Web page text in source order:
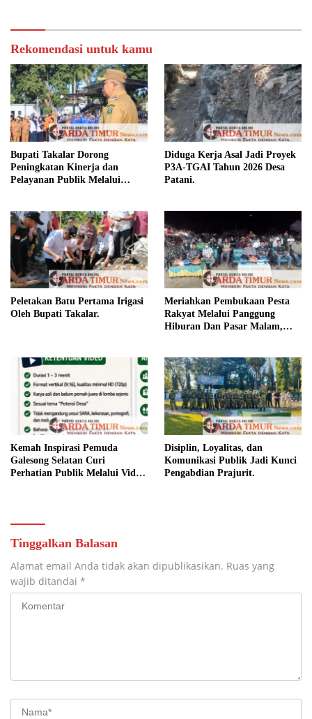
Rekomendasi untuk kamu
Bupati Takalar Dorong
Peningkatan Kinerja dan
Pelayanan Publik Melalui
Diduga Kerja Asal Jadi Proyek
P3A-TGAI Tahun 2026 Desa
Patani.
Peletakan Batu Pertama Irigasi
Oleh Bupati Takalar.
Meriahkan Pembukaan Pesta
Rakyat Melalui Panggung
Hiburan Dan Pasar Malam,
Kemah Inspirasi Pemuda
Galesong Selatan Curi
Perhatian Publik Melalui Video
Disiplin, Loyalitas, dan
Komunikasi Publik Jadi Kunci
Pengabdian Prajurit.
Tinggalkan Balasan
Alamat email Anda tidak akan dipublikasikan. Ruas yang
wajib ditandai *